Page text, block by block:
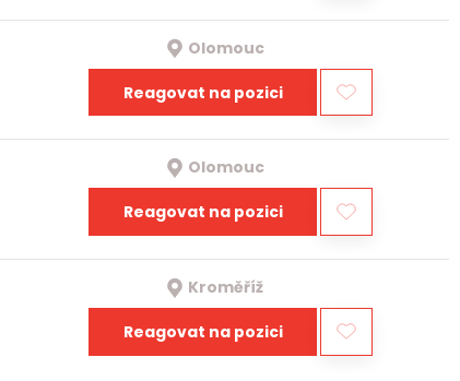
Olomouc
Reagovat na pozici
Olomouc
Reagovat na pozici
Kroměříž
Reagovat na pozici